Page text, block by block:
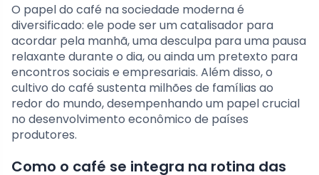
O papel do café na sociedade moderna é
diversificado: ele pode ser um catalisador para
acordar pela manhã, uma desculpa para uma pausa
relaxante durante o dia, ou ainda um pretexto para
encontros sociais e empresariais. Além disso, o
cultivo do café sustenta milhões de famílias ao
redor do mundo, desempenhando um papel crucial
no desenvolvimento econômico de países
produtores.
Como o café se integra na rotina das